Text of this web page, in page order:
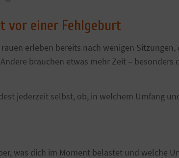
vor einer Fehlgeburt
erleben bereits nach wenigen
brauchen etwas mehr Zeit –
jederzeit selbst, ob, in welchem Umfang
was dich im Moment belastet und welche